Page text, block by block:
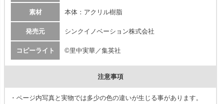
素材 本体：アクリル樹脂
発売元 シンクイノベーション株式会社
コピーライト ©里中実華／集英社
注意事項
・ページ内写真と実物では多少の色の違いが生じる事があります。